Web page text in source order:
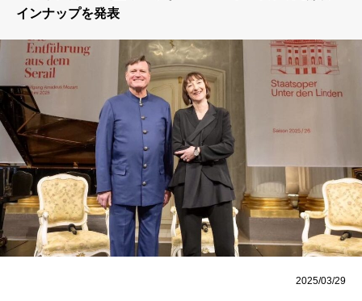
インナップを発表
2025/03/29